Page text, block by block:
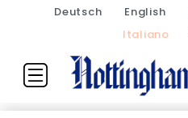
Deutsch English
Italiano